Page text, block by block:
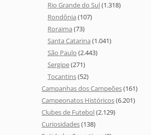
Rio Grande do Sul(1.318)
Rondônia (107)
Roraima (73)
Santa Catarina (1.041)
São Paulo (2.443)
Sergipe(271)
Tocantins(52)
Campanhas dos Campeões(161)
Campeonatos Históricos(6.201)
Clubes de Futebol(2.129)
Curiosidades(138)